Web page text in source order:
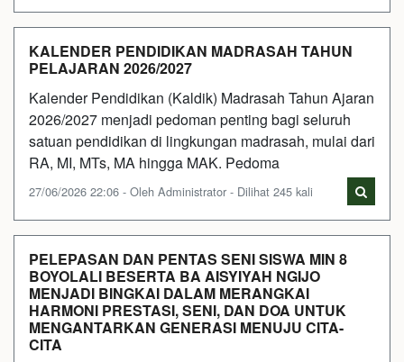
KALENDER PENDIDIKAN MADRASAH TAHUN
PELAJARAN 2026/2027
Kalender Pendidikan (Kaldik) Madrasah Tahun Ajaran
2026/2027 menjadi pedoman penting bagi seluruh
satuan pendidikan di lingkungan madrasah, mulai dari
RA, MI, MTs, MA hingga MAK. Pedoma
27/06/2026 22:06 - Oleh Administrator - Dilihat 245 kali
PELEPASAN DAN PENTAS SENI SISWA MIN 8
BOYOLALI BESERTA BA AISYIYAH NGIJO
MENJADI BINGKAI DALAM MERANGKAI
HARMONI PRESTASI, SENI, DAN DOA UNTUK
MENGANTARKAN GENERASI MENUJU CITA-
CITA